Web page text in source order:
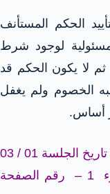
الحكم المستأنف
لوجود شرط
ثم لا يكون الحكم قد
الخصوم ولم يغفل
أساس.
[الطعن رقم 10350 – لسنــة 65 ق – تاريخ الجلسة 01 / 03
/ 1999 – مكتب فني 50 – رقم الجزء 1 – رقم الصفحة